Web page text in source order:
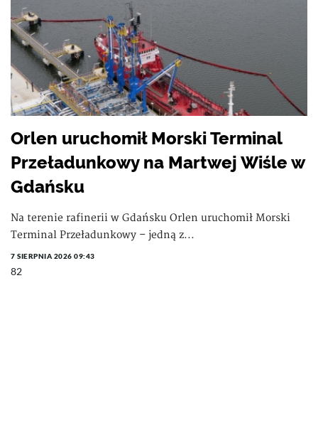
Orlen uruchomił Morski Terminal
Przeładunkowy na Martwej Wiśle w
Gdańsku
Na terenie rafinerii w Gdańsku Orlen uruchomił Morski
Terminal Przeładunkowy – jedną z...
7 SIERPNIA 2026 09:43
82